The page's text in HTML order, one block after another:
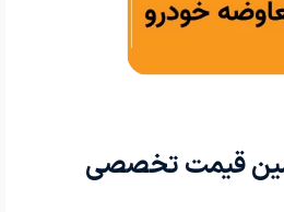
قیمت تخصصی